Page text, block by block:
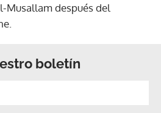
Musallam después del
boletín